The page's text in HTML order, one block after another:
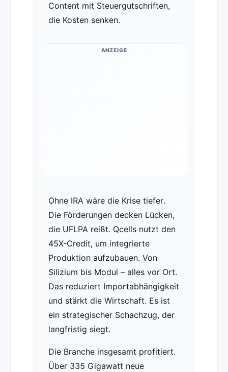
Content mit Steuergutschriften,
die Kosten senken.
ANZEIGE
Ohne IRA wäre die Krise tiefer.
Die Förderungen decken Lücken,
die UFLPA reißt. Qcells nutzt den
45X-Credit, um integrierte
Produktion aufzubauen. Von
Silizium bis Modul – alles vor Ort.
Das reduziert Importabhängigkeit
und stärkt die Wirtschaft. Es ist
ein strategischer Schachzug, der
langfristig siegt.
Die Branche insgesamt profitiert.
Über 335 Gigawatt neue